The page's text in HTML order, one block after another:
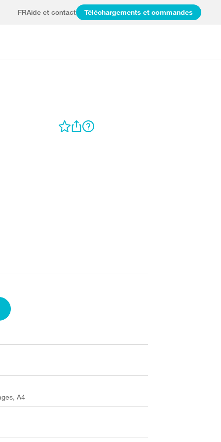
FRAide et contact Téléchargements et commandes
A4